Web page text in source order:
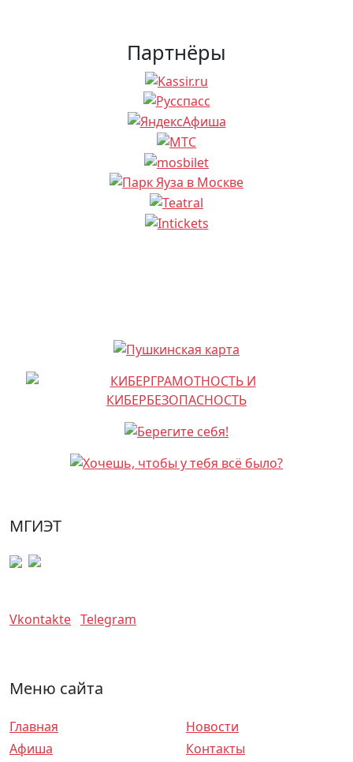
Партнёры
МГИЭТ
Vkontakte Telegram
Меню сайта
Главная
Афиша
Новости
Контакты